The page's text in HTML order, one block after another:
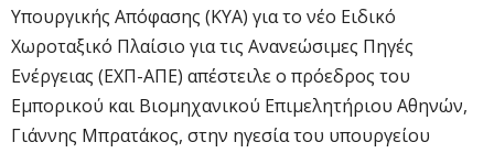
Υπουργικής Απόφασης (ΚΥΑ) για το νέο Ειδικό
Χωροταξικό Πλαίσιο για τις Ανανεώσιμες Πηγές
Ενέργειας (ΕΧΠ-ΑΠΕ) απέστειλε ο πρόεδρος του
Εμπορικού και Βιομηχανικού Επιμελητήριου Αθηνών,
Γιάννης Μπρατάκος, στην ηγεσία του υπουργείου